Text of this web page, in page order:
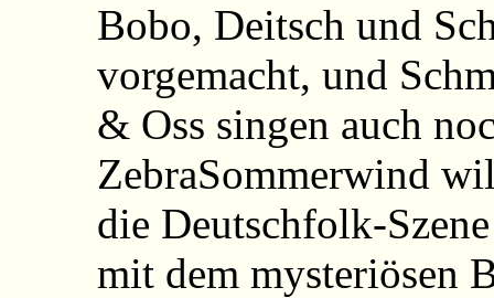
Bobo, Deitsch und
vorgemacht, und
& Oss singen auch
ZebraSommerwind
die Deutschfolk-
mit dem mysteriösen